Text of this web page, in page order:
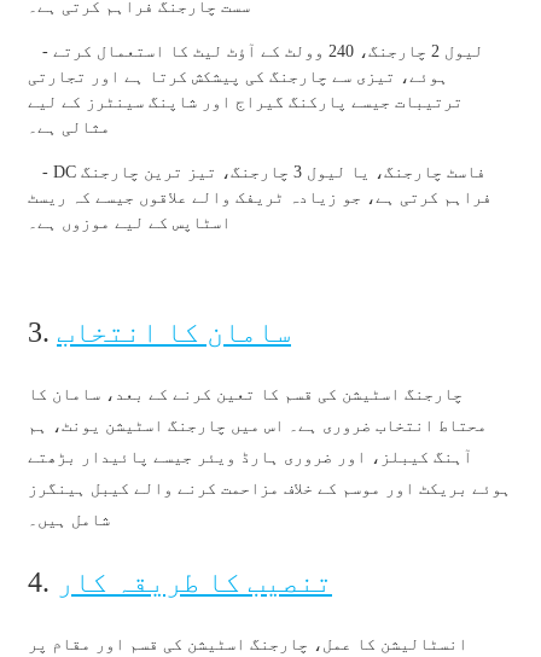
Hausa
Kiswahili
Íslenska
יידיש
Українська
اردو
سست چارجنگ فراہم کرتی ہے۔
- لیول 2 چارجنگ، 240 وولٹ کے آؤٹ لیٹ کا استعمال کرتے
ہوئے، تیزی سے چارجنگ کی پیشکش کرتا ہے اور تجارتی
ترتیبات جیسے پارکنگ گیراج اور شاپنگ سینٹرز کے لیے
مثالی ہے۔
- DC فاسٹ چارجنگ، یا لیول 3 چارجنگ، تیز ترین چارجنگ
فراہم کرتی ہے، جو زیادہ ٹریفک والے علاقوں جیسے کہ ریسٹ
اسٹاپس کے لیے موزوں ہے۔
3. سامان کا انتخاب
چارجنگ اسٹیشن کی قسم کا تعین کرنے کے بعد، سامان کا
محتاط انتخاب ضروری ہے۔ اس میں چارجنگ اسٹیشن یونٹ، ہم
آہنگ کیبلز، اور ضروری ہارڈ ویئر جیسے پائیدار بڑھتے
ہوئے بریکٹ اور موسم کے خلاف مزاحمت کرنے والے کیبل ہینگرز
شامل ہیں۔
4. تنصیب کا طریقہ کار
انسٹالیشن کا عمل، چارجنگ اسٹیشن کی قسم اور مقام پر